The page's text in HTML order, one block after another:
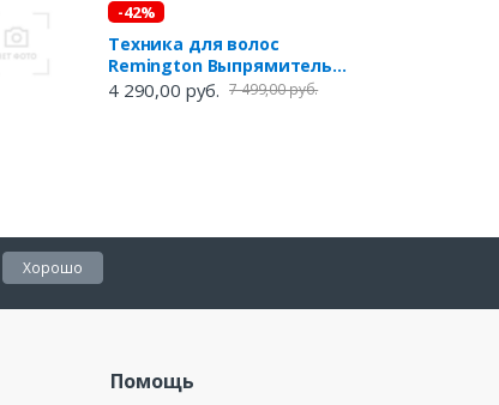
-42%
Техника для волос
Remington Выпрямитель
S5408 E51 Mineral Glow
4 290,00 руб. 7 499,00 руб.
Хорошо
Помощь